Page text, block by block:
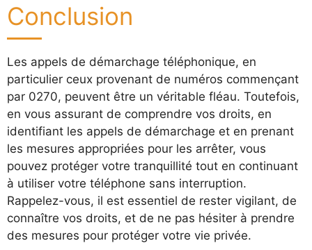
Conclusion
Les appels de démarchage téléphonique, en
particulier ceux provenant de numéros commençant
par 0270, peuvent être un véritable fléau. Toutefois,
en vous assurant de comprendre vos droits, en
identifiant les appels de démarchage et en prenant
les mesures appropriées pour les arrêter, vous
pouvez protéger votre tranquillité tout en continuant
à utiliser votre téléphone sans interruption.
Rappelez-vous, il est essentiel de rester vigilant, de
connaître vos droits, et de ne pas hésiter à prendre
des mesures pour protéger votre vie privée.